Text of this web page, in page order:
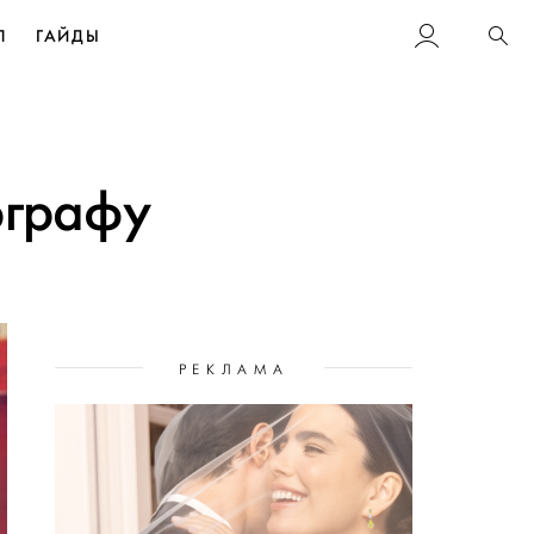
ГАЙДЫ
РЕКЛАМА